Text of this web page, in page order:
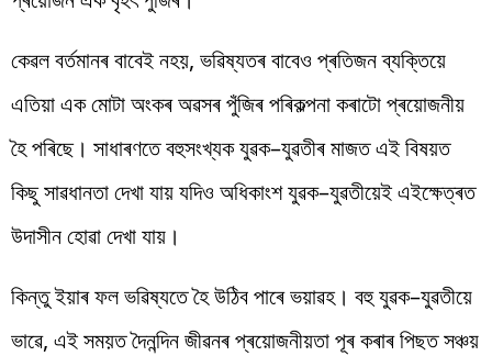
কেৱলবৰ্তমানৰবাবেইনহয়, ভৱিষ্যতৰবাবেও প্ৰতিজনব্যক্তিয়ে
এতিয়াএকমোটাঅংকৰঅৱসৰপুঁজিৰপৰিকল্পনাকৰাটোপ্ৰয়োজনীয়
হৈপৰিছে। সাধাৰণতেবহুসংখ্যকযুৱক–যুৱতীৰমাজতএইবিষয়ত
কিছুসাৱধানতাদেখাযায়যদিও অধিকাংশযুৱক–যুৱতীয়েইএইক্ষেত্ৰত
উদাসীনহোৱাদেখাযায় ।
কিন্তুইয়াৰফলভৱিষ্যতেহৈউঠিবপাৰেভয়াৱহ। বহুযুৱক–যুৱতীয়ে
ভাৱে, এইসময়তদৈনন্দিনজীৱনৰপ্ৰয়োজনীয়তাপূৰকৰাৰপিছতসঞ্চয়